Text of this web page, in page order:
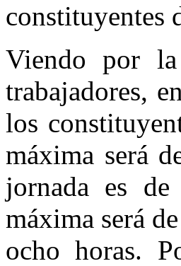
constituyentes
Viendo por
trabajadores,
los
máxima será
jornada es
máxima será
ocho horas.